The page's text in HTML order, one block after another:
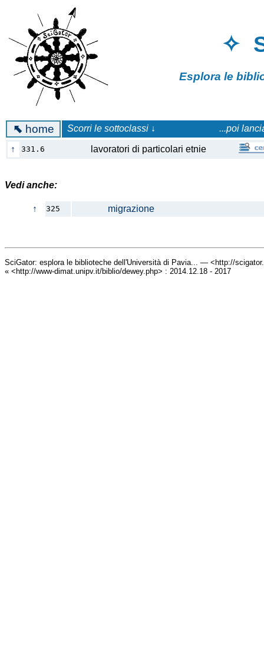
✧
Esplora le
⬉ home Scorri le sottoclassi ↓ ...poi
↑ 331.6 lavoratori di particolari etnie
Vedi anche:
↑ 325 migrazione
SciGator: esplora le biblioteche dell'Università di Pavia... — <http://
« <http://www-dimat.unipv.it/biblio/dewey.php> : 2014.12.18 - 2017